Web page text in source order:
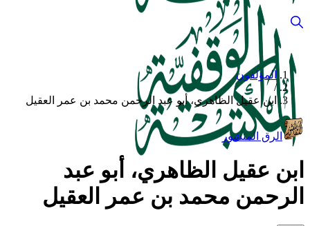
المؤلفون
/
ابن عقيل الظاهري، أبو عبد الرحمن محمد بن عمر العقيل
الرق المنشور
ابن عقيل الظاهري، أبو عبد
الرحمن محمد بن عمر العقيل